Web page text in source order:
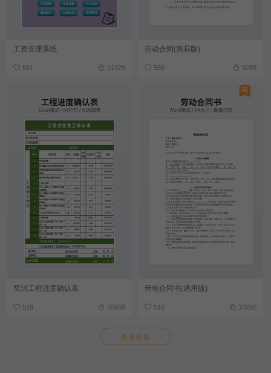
工资管理系统
561 11379
劳动合同(简易版)
558 9289
简洁工程进度确认表
518 10968
劳动合同书(通用版)
516 10292
查看更多